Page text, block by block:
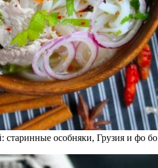
старинные особняки, Грузия и фо бо